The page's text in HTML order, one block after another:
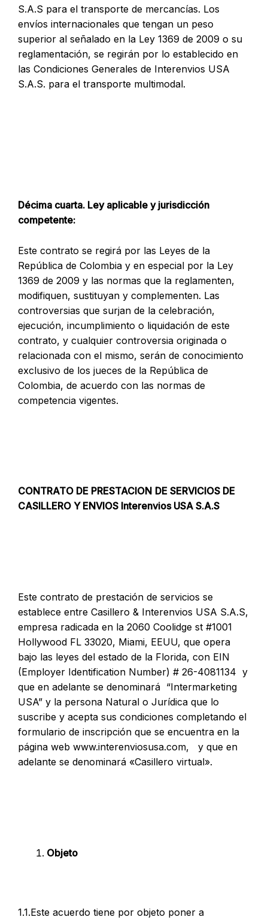
S.A.S para el transporte de mercancías. Los
envíos internacionales que tengan un peso
superior al señalado en la Ley 1369 de 2009 o su
reglamentación, se regirán por lo establecido en
las Condiciones Generales de Interenvios USA
S.A.S. para el transporte multimodal.
Décima cuarta. Ley aplicable y jurisdicción
competente:
Este contrato se regirá por las Leyes de la
República de Colombia y en especial por la Ley
1369 de 2009 y las normas que la reglamenten,
modifiquen, sustituyan y complementen. Las
controversias que surjan de la celebración,
ejecución, incumplimiento o liquidación de este
contrato, y cualquier controversia originada o
relacionada con el mismo, serán de conocimiento
exclusivo de los jueces de la República de
Colombia, de acuerdo con las normas de
competencia vigentes.
CONTRATO DE PRESTACION DE SERVICIOS DE
CASILLERO Y ENVIOS Interenvios USA S.A.S
Este contrato de prestación de servicios se
establece entre Casillero & Interenvios USA S.A.S,
empresa radicada en la 2060 Coolidge st #1001
Hollywood FL 33020, Miami, EEUU, que opera
bajo las leyes del estado de la Florida, con EIN
(Employer Identification Number) # 26-4081134 y
que en adelante se denominará “Intermarketing
USA” y la persona Natural o Jurídica que lo
suscribe y acepta sus condiciones completando el
formulario de inscripción que se encuentra en la
página web www.interenviosusa.com, y que en
adelante se denominará «Casillero virtual».
Objeto
1.1.Este acuerdo tiene por objeto poner a